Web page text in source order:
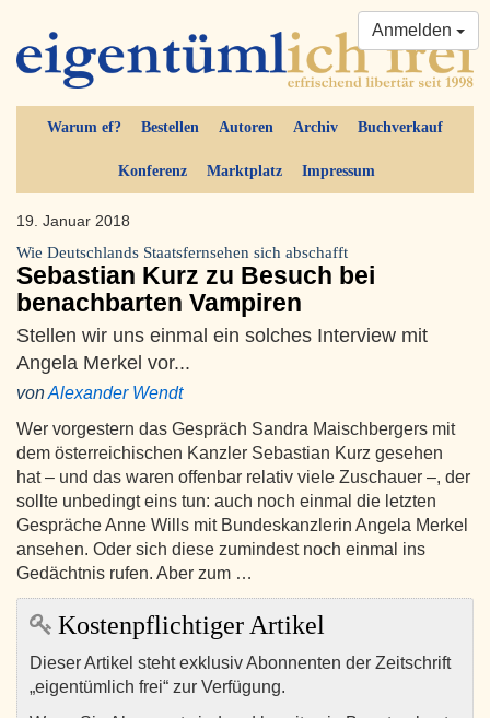
Warum ef? Bestellen Autoren Archiv Buchverkauf
Konferenz Marktplatz Impressum
Anmelden
19. Januar 2018
Wie Deutschlands Staatsfernsehen sich abschafft
Sebastian Kurz zu Besuch bei
benachbarten Vampiren
Stellen wir uns einmal ein solches Interview mit
Angela Merkel vor...
vonAlexander Wendt
Wer vorgestern das Gespräch Sandra Maischbergers mit
dem österreichischen Kanzler Sebastian Kurz gesehen
hat – und das waren offenbar relativ viele Zuschauer –, der
sollte unbedingt eins tun: auch noch einmal die letzten
Gespräche Anne Wills mit Bundeskanzlerin Angela Merkel
ansehen. Oder sich diese zumindest noch einmal ins
Gedächtnis rufen. Aber zum …
Kostenpflichtiger Artikel
Dieser Artikel steht exklusiv Abonnenten der Zeitschrift
„eigentümlich frei“ zur Verfügung.